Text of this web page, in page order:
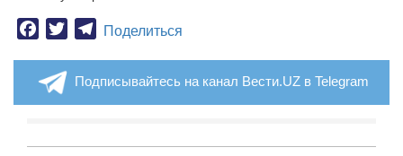
Facebook
TwitterTelegram
Поделиться
Подписывайтесь на канал Вести.UZ в Telegram